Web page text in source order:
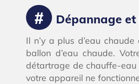
Dépannage
Il n’y a plus d’eau
ballon d’eau chaude.
détartrage de chauffe-eau
votre appareil ne